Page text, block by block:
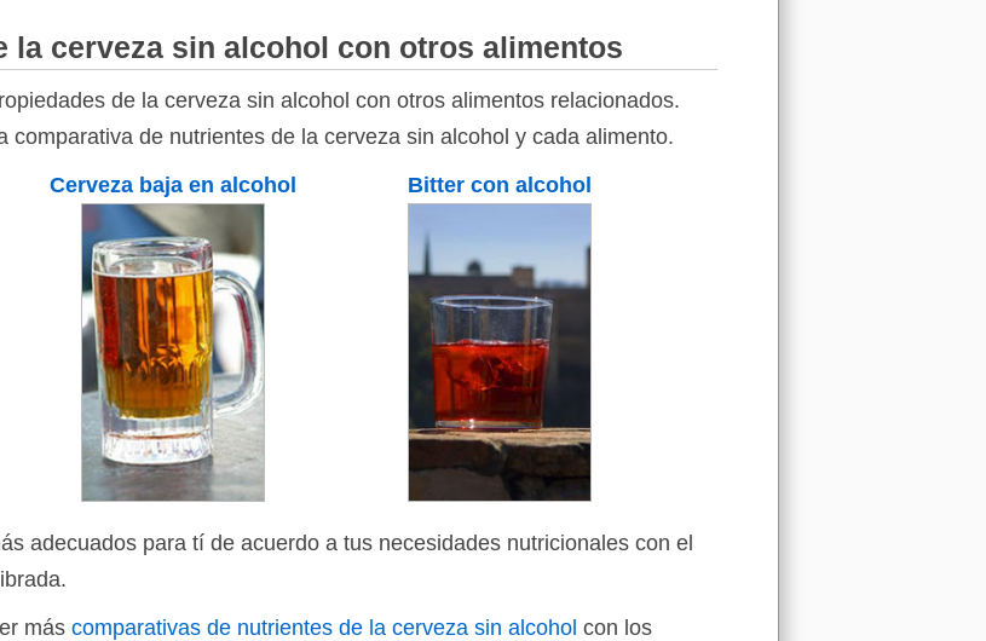
la cerveza sin alcohol con otros alimentos
de la cerveza sin alcohol con otros alimentos relacionados.
comparativa de nutrientes de la cerveza sin alcohol y cada alimento.
Cerveza baja en alcohol Bitter con alcohol
adecuados para tí de acuerdo a tus necesidades nutricionales con el
más comparativas de nutrientes de la cerveza sin alcohol con los